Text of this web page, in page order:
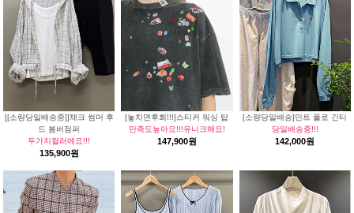
[[소량당일배송중]]체크 썸머 후
드 봄버점퍼
두가지컬러에요!!!
135,900원
[놓치면후회!!!]스티커 워싱 탑
만족도높아요!!!유니크해요!
147,900원
[소량당일배송]민트 폴로 긴티
당일배송중!!!
142,000원